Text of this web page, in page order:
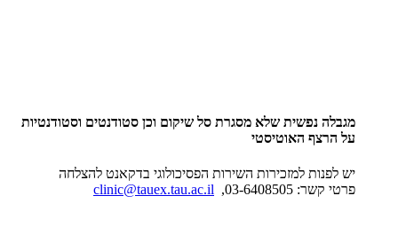
מגבלה נפשית שלא מסגרת סל שיקום וכן סטודנטים וסטודנטיות
על הרצף האוטיסטי
יש לפנות למזכירות השירות הפסיכולוגי בדקאנט להצלחה
פרטי קשר: 03-6408505,
clinic@tauex.tau.ac.il